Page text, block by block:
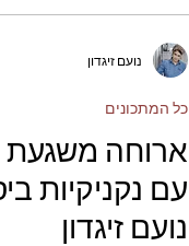
ארוחה
עם נקניקיות
נועם זיגדון
כל המתכונים
נועם זיגדון